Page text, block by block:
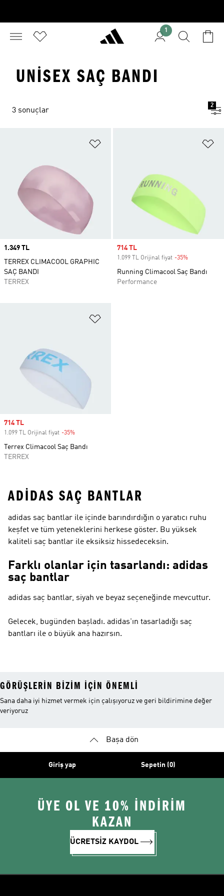
1
UNISEX SAÇ BANDI
3 sonuçlar
2
Price
1.349 TL
TERREX CLIMACOOL GRAPHIC
SAÇ BANDI
TERREX
Sale price
714 TL
1.099 TL Orijinal fiyat -35%
Running Climacool Saç Bandı
Performance
Sale price
714 TL
1.099 TL Orijinal fiyat -35%
Terrex Climacool Saç Bandı
TERREX
ADIDAS SAÇ BANTLAR
adidas saç bantlar ile içinde barındırdığın o yaratıcı ruhu
keşfet ve tüm yeteneklerini herkese göster. Bu yüksek
kaliteli saç bantlar ile eksiksiz hissedeceksin.
Farklı olanlar için tasarlandı: adidas
saç bantlar
adidas saç bantlar, siyah ve beyaz seçeneğinde mevcuttur.
Gelecek, bugünden başladı. adidas'ın tasarladığı saç
bantları ile o büyük ana hazırsın.
GÖRÜŞLERIN BIZIM IÇIN ÖNEMLI
Sana daha iyi hizmet vermek için çalışıyoruz ve geri bildirimine değer
veriyoruz
Başa dön
Giriş yap Sepetin (0)
ÜYE OL VE 10% İNDİRİM
KAZAN
ÜCRETSİZ KAYDOL